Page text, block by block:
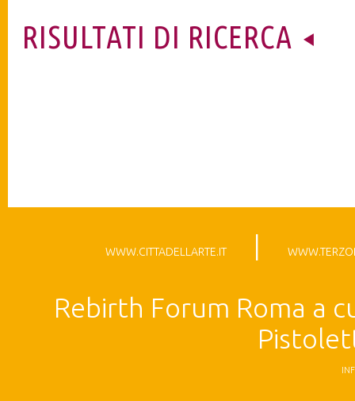
RISULTATI DI RICERCA
WWW.CITTADELLARTE.IT
Rebirth Forum Roma a